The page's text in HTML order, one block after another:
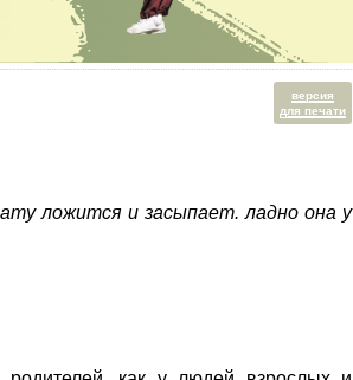
версия
для печати
ложится и засыпает. ладно она у